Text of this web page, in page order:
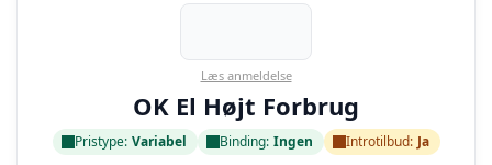
Læs anmeldelse
OK El Højt Forbrug
Pristype: Variabel Binding: Ingen Introtilbud: Ja